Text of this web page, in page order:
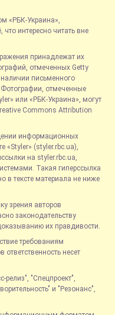
«РБК-Украина»,
интересно читать вне
принадлежат их
отмеченных Getty
письменного
Фотографии, отмеченные
или «РБК-Украина», могут
Commons Attribution
информационных
«Styler» (styler.rbc.ua),
на styler.rbc.ua,
Такая гиперссылка
в тексте материала не ниже
зрения авторов
законодательству
их правдивости.
требованиям
несет
"Спецпроект",
и "Резонанс",